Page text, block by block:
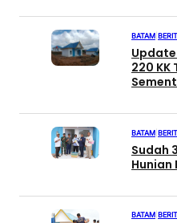
BATAM
Update
220 KK
BATAM
Sudah
Hunian
BATAM